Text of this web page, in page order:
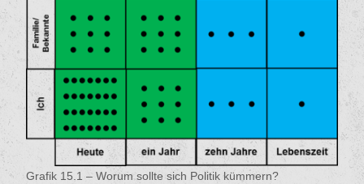
Grafik 15.1 – Worum sollte sich Politik kümmern?